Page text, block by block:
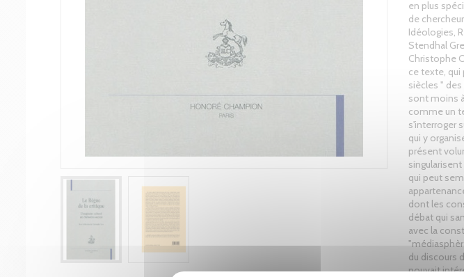
en plus
de
Idéologies,
Stendhal
Christophe
ce texte,
siècles "
sont moins
comme un
s'interroger
qui y
présent
qui peut
dont les
débat qui
avec la
du discours
pouvait